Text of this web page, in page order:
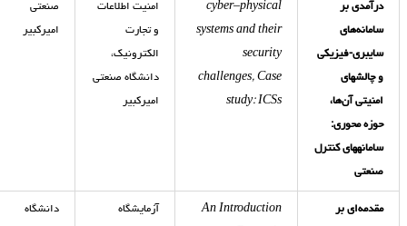
درآمدی بر
سامانه‌های
سایبری-فیزیکی
و چالش‏های
امنیتی آن‌ها،
حوزه محوری:
سامانه‏های کنترل
صنعتی
cyber–physical
systems and their
security
challenges, Case
study: ICSs
امنیت اطلاعات
و تجارت
الکترونیک،
دانشگاه صنعتی
امیرکبیر
صنعتی
امیرکبیر
مقدمه‌ای بر
An Introduction
آزمایشگاه
دانشگاه